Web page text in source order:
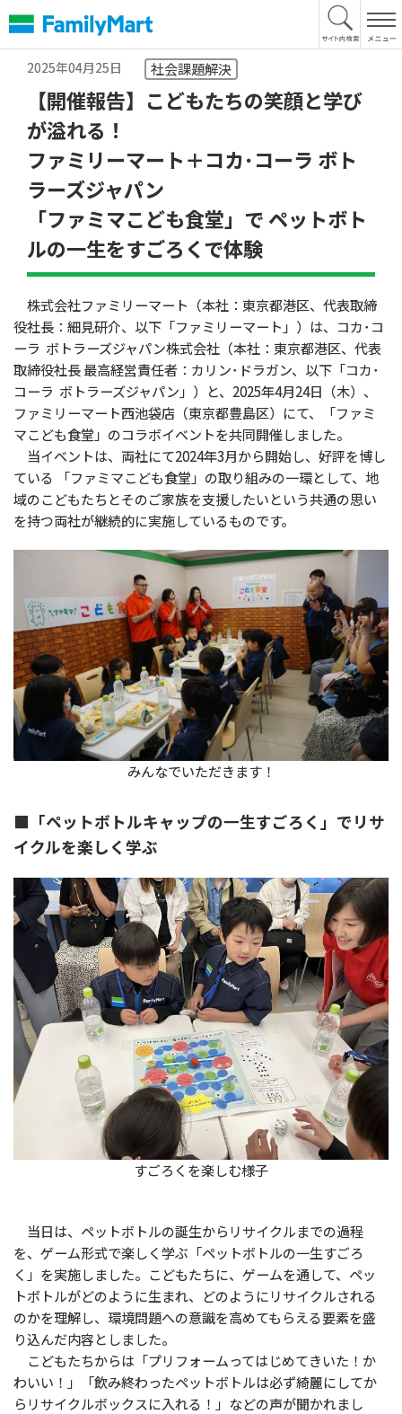
文
へ
2025年04月25日
社会課題解決
【開催報告】こどもたちの笑顔と学び
が溢れる！
ファミリーマート＋コカ･コーラ ボト
ラーズジャパン
「ファミマこども食堂」で ペットボト
ルの一生をすごろくで体験
株式会社ファミリーマート（本社：東京都港区、代表取締
役社長：細見研介、以下「ファミリーマート」）は、コカ･コ
ーラ ボトラーズジャパン株式会社（本社：東京都港区、代表
取締役社長 最高経営責任者：カリン･ドラガン、以下「コカ･
コーラ ボトラーズジャパン」）と、2025年4月24日（木）、
ファミリーマート西池袋店（東京都豊島区）にて、「ファミ
マこども食堂」のコラボイベントを共同開催しました。
当イベントは、両社にて2024年3月から開始し、好評を博し
ている 「ファミマこども食堂」の取り組みの一環として、地
域のこどもたちとそのご家族を支援したいという共通の思い
を持つ両社が継続的に実施しているものです。
みんなでいただきます！
■「ペットボトルキャップの一生すごろく」でリサ
イクルを楽しく学ぶ
すごろくを楽しむ様子
当日は、ペットボトルの誕生からリサイクルまでの過程
を、ゲーム形式で楽しく学ぶ「ペットボトルの一生すごろ
く」を実施しました。こどもたちに、ゲームを通して、ペッ
トボトルがどのように生まれ、どのようにリサイクルされる
のかを理解し、環境問題への意識を高めてもらえる要素を盛
り込んだ内容としました。
こどもたちからは「プリフォームってはじめてきいた！か
わいい！」「飲み終わったペットボトルは必ず綺麗にしてか
らリサイクルボックスに入れる！」などの声が聞かれまし